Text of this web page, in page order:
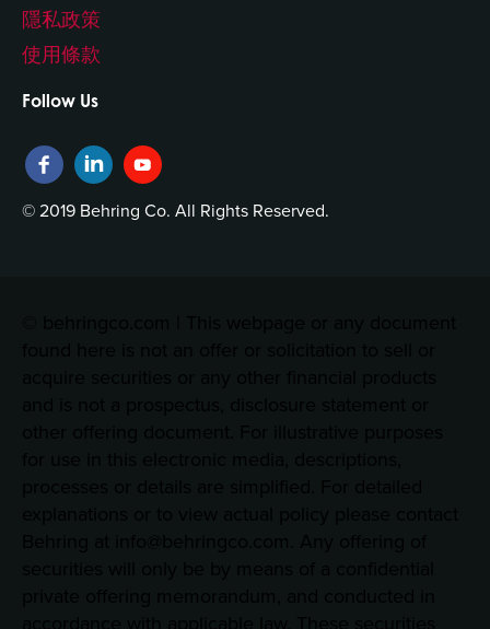
隱私政策
使用條款
Follow Us
© 2019 Behring Co. All Rights Reserved.